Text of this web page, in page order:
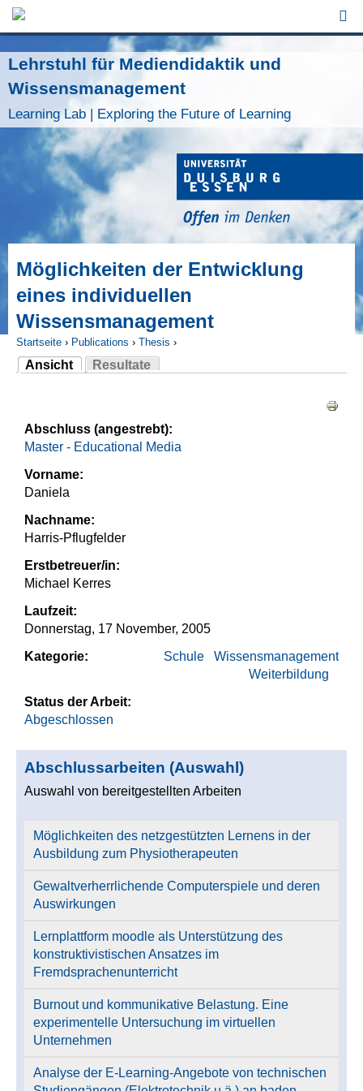
Jump to Navigation
Lehrstuhl für Mediendidaktik und
Wissensmanagement
Learning Lab | Exploring the Future of Learning
Möglichkeiten der Entwicklung
eines individuellen
Wissensmanagement
Sie sind hier
Startseite › Publications › Thesis ›
Ansicht
(aktiver Reiter)
Resultate
Abschluss (angestrebt):
Master - Educational Media
Vorname:
Daniela
Nachname:
Harris-Pflugfelder
Erstbetreuer/in:
Michael Kerres
Laufzeit:
Donnerstag, 17 November, 2005
Kategorie:
Wissensmanagement
Schule
Weiterbildung
Status der Arbeit:
Abgeschlossen
Abschlussarbeiten (Auswahl)
Auswahl von bereitgestellten Arbeiten
Möglichkeiten des netzgestützten Lernens in der
Ausbildung zum Physiotherapeuten
Gewaltverherrlichende Computerspiele und deren
Auswirkungen
Lernplattform moodle als Unterstützung des
konstruktivistischen Ansatzes im
Fremdsprachenunterricht
Burnout und kommunikative Belastung. Eine
experimentelle Untersuchung im virtuellen
Unternehmen
Analyse der E-Learning-Angebote von technischen